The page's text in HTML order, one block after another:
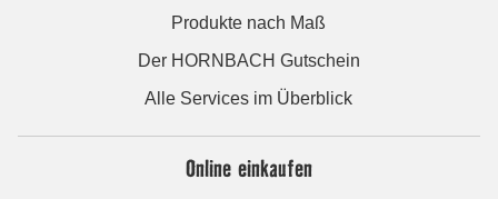
Produkte nach Maß
Der HORNBACH Gutschein
Alle Services im Überblick
Online einkaufen